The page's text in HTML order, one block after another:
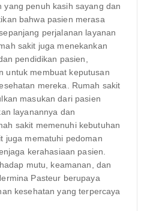
yang penuh kasih sayang dan
bahwa pasien merasa
perjalanan layanan
sakit juga menekankan
pendidikan pasien,
untuk membuat keputusan
mereka. Rumah sakit
masukan dari pasien
layanannya dan
sakit memenuhi kebutuhan
juga mematuhi pedoman
kerahasiaan pasien.
mutu, keamanan, dan
Pasteur berupaya
kesehatan yang terpercaya